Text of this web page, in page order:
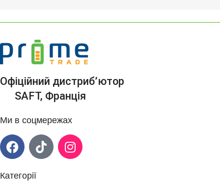
Офіційний дистриб’ютор
SAFT, Франція
Ми в соцмережах
Категорії